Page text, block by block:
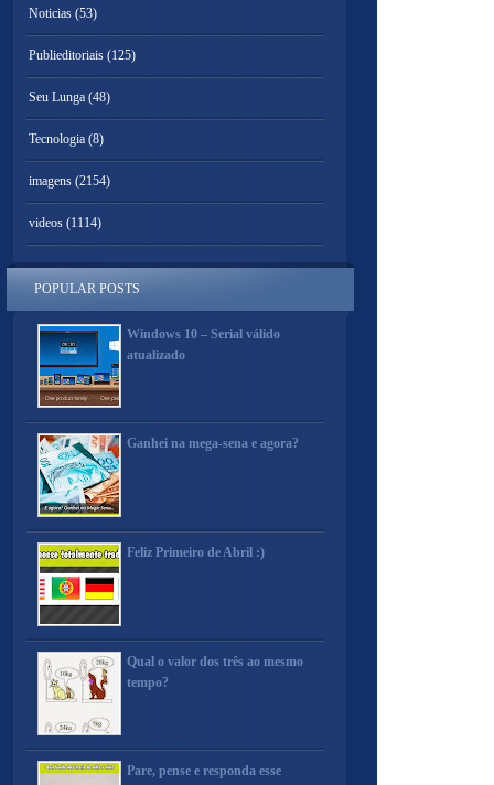
Noticias (53)
Publieditoriais (125)
Seu Lunga (48)
Tecnologia (8)
imagens (2154)
videos (1114)
POPULAR POSTS
Windows 10 – Serial válido
atualizado
Ganhei na mega-sena e agora?
Feliz Primeiro de Abril :)
Qual o valor dos três ao mesmo
tempo?
Pare, pense e responda esse